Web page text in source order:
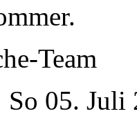
Team
So 05. Juli